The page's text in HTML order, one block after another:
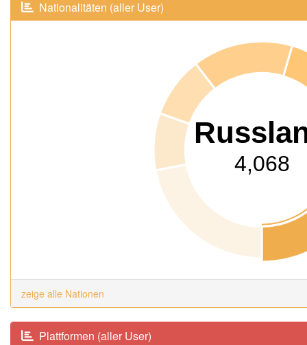
Nationalitäten (aller User)
4,068
zeige alle Nationen
Plattformen (aller User)